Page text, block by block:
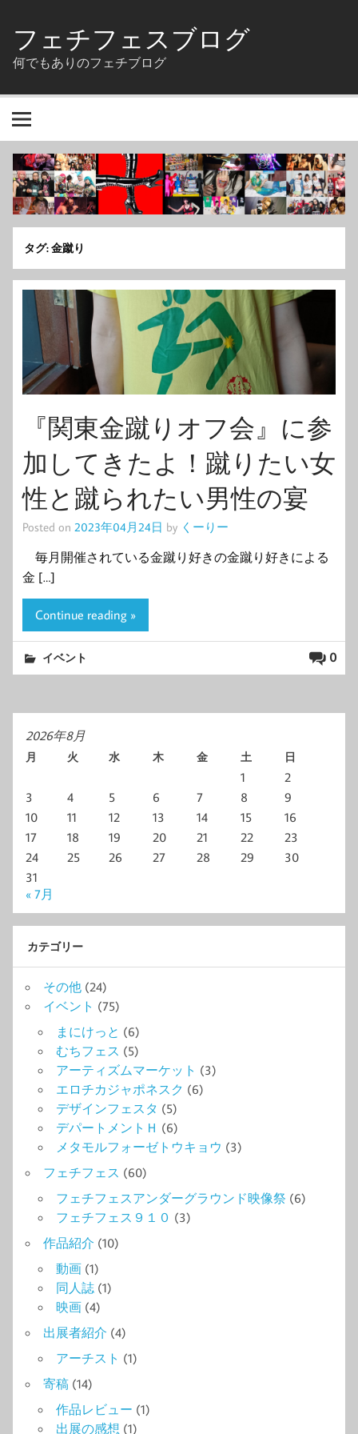
content
フェチフェスブログ
何でもありのフェチブログ
タグ:金蹴り
『関東金蹴りオフ会』に参
加してきたよ！蹴りたい女
性と蹴られたい男性の宴
Posted on 2023年04月24日 by くーりー
毎月開催されている金蹴り好きの金蹴り好きによる
金 […]
Continue reading »
0
イベント
2026年8月
月 火 水 木 金 土 日
1
2
3
4 5 6 7 8
9
10
11 12 13 14 15
16
17
18 19 20 21 22
23
24
25 26 27 28 29
30
31
« 7月
カテゴリー
その他 (24)
イベント (75)
まにけっと (6)
むちフェス (5)
アーティズムマーケット (3)
エロチカジャポネスク (6)
デザインフェスタ (5)
デパートメントＨ (6)
メタモルフォーゼトウキョウ (3)
フェチフェス (60)
フェチフェスアンダーグラウンド映像祭 (6)
フェチフェス９１０ (3)
作品紹介 (10)
動画 (1)
同人誌 (1)
映画 (4)
出展者紹介 (4)
アーチスト (1)
寄稿 (14)
作品レビュー (1)
出展の感想 (1)